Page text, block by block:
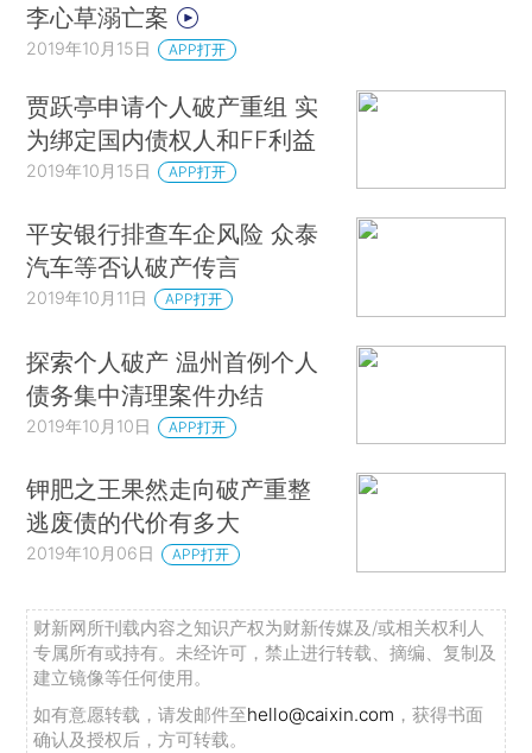
李心草溺亡案
2019年10月15日 APP打开
贾跃亭申请个人破产重组 实
为绑定国内债权人和FF利益
2019年10月15日 APP打开
平安银行排查车企风险 众泰
汽车等否认破产传言
2019年10月11日 APP打开
探索个人破产 温州首例个人
债务集中清理案件办结
2019年10月10日 APP打开
钾肥之王果然走向破产重整
逃废债的代价有多大
2019年10月06日 APP打开
财新网所刊载内容之知识产权为财新传媒及/或相关权利人
专属所有或持有。未经许可，禁止进行转载、摘编、复制及
建立镜像等任何使用。
如有意愿转载，请发邮件至hello@caixin.com ，获得书面
确认及授权后，方可转载。